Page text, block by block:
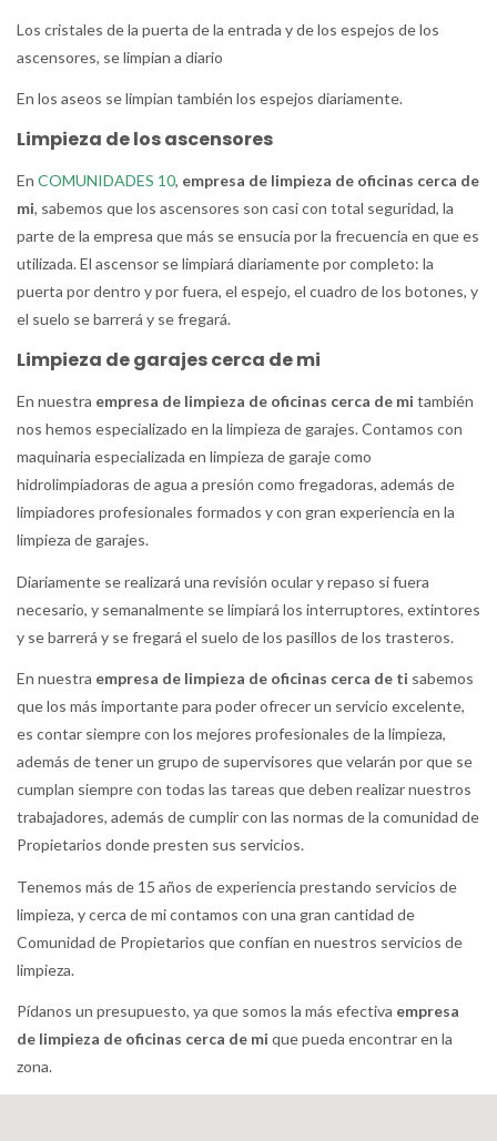
Los cristales de la puerta de la entrada y de los espejos de los
ascensores, se limpian a diario
En los aseos se limpian también los espejos diariamente.
Limpieza de los ascensores
En COMUNIDADES 10, empresa de limpieza de oficinas cerca de
mi, sabemos que los ascensores son casi con total seguridad, la
parte de la empresa que más se ensucia por la frecuencia en que es
utilizada. El ascensor se limpiará diariamente por completo: la
puerta por dentro y por fuera, el espejo, el cuadro de los botones, y
el suelo se barrerá y se fregará.
Limpieza de garajes cerca de mi
En nuestra empresa de limpieza de oficinas cerca de mi también
nos hemos especializado en la limpieza de garajes. Contamos con
maquinaria especializada en limpieza de garaje como
hidrolimpiadoras de agua a presión como fregadoras, además de
limpiadores profesionales formados y con gran experiencia en la
limpieza de garajes.
Diariamente se realizará una revisión ocular y repaso si fuera
necesario, y semanalmente se limpiará los interruptores, extintores
y se barrerá y se fregará el suelo de los pasillos de los trasteros.
En nuestra empresa de limpieza de oficinas cerca de ti sabemos
que los más importante para poder ofrecer un servicio excelente,
es contar siempre con los mejores profesionales de la limpieza,
además de tener un grupo de supervisores que velarán por que se
cumplan siempre con todas las tareas que deben realizar nuestros
trabajadores, además de cumplir con las normas de la comunidad de
Propietarios donde presten sus servicios.
Tenemos más de 15 años de experiencia prestando servicios de
limpieza, y cerca de mi contamos con una gran cantidad de
Comunidad de Propietarios que confían en nuestros servicios de
limpieza.
Pídanos un presupuesto, ya que somos la más efectiva empresa
de limpieza de oficinas cerca de mi que pueda encontrar en la
zona.